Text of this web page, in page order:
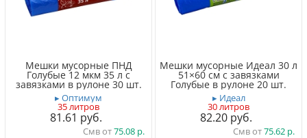
Мешки мусорные ПНД
Голубые 12 мкм 35 л с
завязками в рулоне 30 шт.
▸ Оптимум
35 литров
81.61
Смв от75.08
Мешки мусорные Идеал 30 л
51×60 см с завязками
Голубые в рулоне 20 шт.
▸ Идеал
30 литров
82.20
Смв от75.62